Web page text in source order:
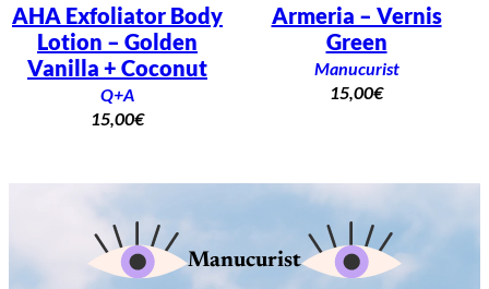
AHA Exfoliator Body
Lotion – Golden
Vanilla + Coconut
Q+A
15,00€
Armeria – Vernis
Green
Manucurist
15,00€
Manucurist